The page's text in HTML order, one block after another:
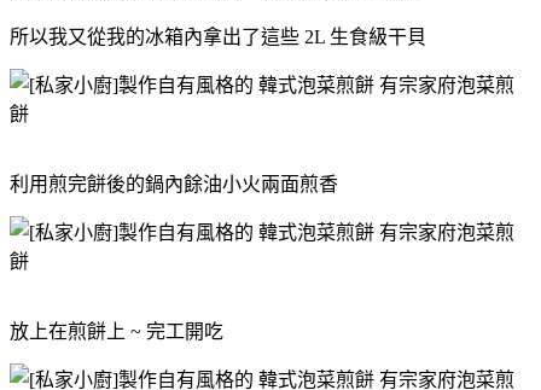
所以我又從我的冰箱內拿出了這些 2L 生食級干貝
利用煎完餅後的鍋內餘油小火兩面煎香
放上在煎餅上 ~ 完工開吃